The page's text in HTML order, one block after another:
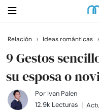
Buscar
Casarse
Relación › Ideas románticas ›
9 Gestos
su esposa o
Por Ivan Palen
12.9k Lecturas